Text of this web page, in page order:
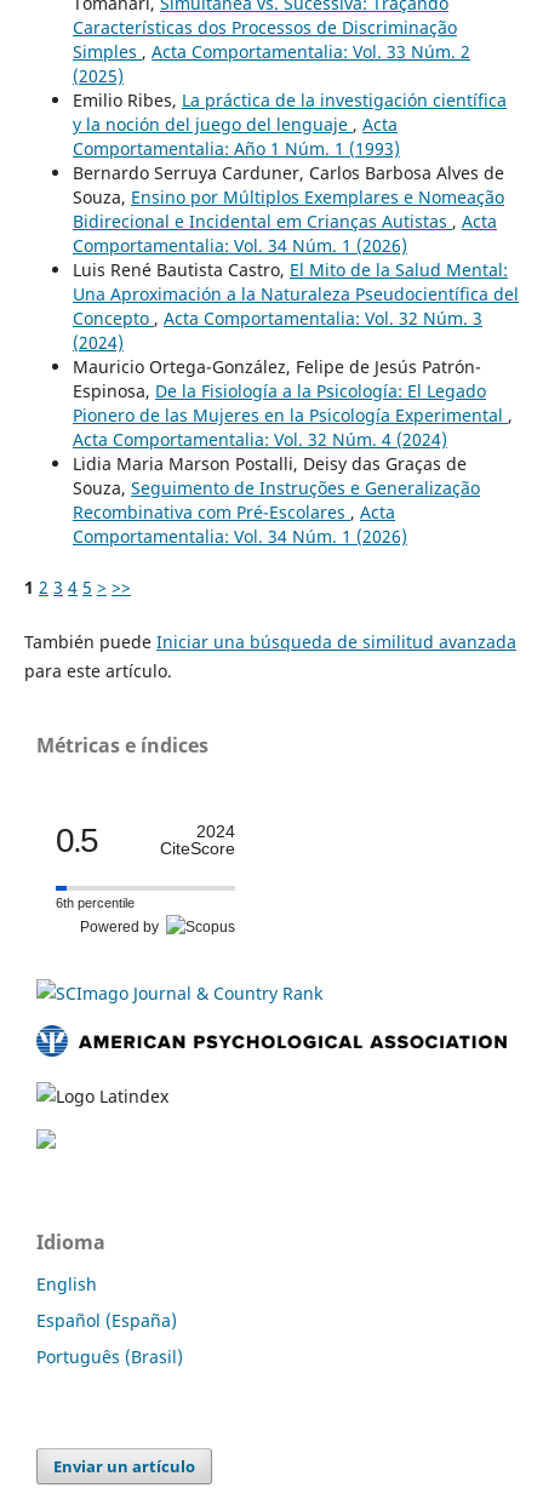
Características dos Processos de Discriminação
Simples , Acta Comportamentalia: Vol. 33 Núm. 2
(2025)
Emilio Ribes, La práctica de la investigación científica
y la noción del juego del lenguaje , Acta
Comportamentalia: Año 1 Núm. 1 (1993)
Bernardo Serruya Carduner, Carlos Barbosa Alves de
Souza, Ensino por Múltiplos Exemplares e Nomeação
Bidirecional e Incidental em Crianças Autistas , Acta
Comportamentalia: Vol. 34 Núm. 1 (2026)
Luis René Bautista Castro, El Mito de la Salud Mental:
Una Aproximación a la Naturaleza Pseudocientífica del
Concepto , Acta Comportamentalia: Vol. 32 Núm. 3
(2024)
Mauricio Ortega-González, Felipe de Jesús Patrón-
Espinosa, De la Fisiología a la Psicología: El Legado
Pionero de las Mujeres en la Psicología Experimental ,
Acta Comportamentalia: Vol. 32 Núm. 4 (2024)
Lidia Maria Marson Postalli, Deisy das Graças de
Souza, Seguimento de Instruções e Generalização
Recombinativa com Pré-Escolares , Acta
Comportamentalia: Vol. 34 Núm. 1 (2026)
1 2 3 4 5 > >>
También puede Iniciar una búsqueda de similitud avanzada
para este artículo.
Métricas e índices
0.5
2024
CiteScore
6th percentile
Powered by
Idioma
English
Español (España)
Português (Brasil)
Enviar un artículo